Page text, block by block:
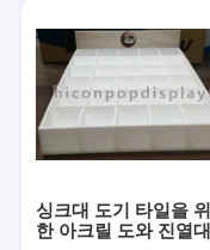
싱크대 도기 타일을 위
한 아크릴 도와 진열대